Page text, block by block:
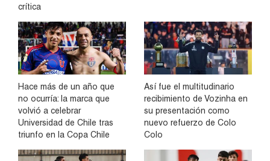
crítica
Hace más de un año que
no ocurría: la marca que
volvió a celebrar
Universidad de Chile tras
triunfo en la Copa Chile
Así fue el multitudinario
recibimiento de Vozinha en
su presentación como
nuevo refuerzo de Colo
Colo